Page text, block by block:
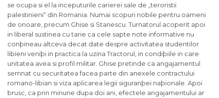
se ocupa si el la inceputurile carierei sale de „teroristii
palestinieni“ din Romania. Numai scopuri nobile pentru oameni
de onoare, precum Ghise si Stanescu. Turnatorul acoperit apoi
in liberal sustinea cu tarie ca cele sapte note informative nu
conþineau altceva decat date despre activitatea studentilor
libieni veniþi in practica la uzina Tractorul, in condiþiile in care
unitatea avea si profil militar. Ghise pretinde ca angajamentul
semnat cu securi­tatea facea parte din anexele contractului
romano-libian si viza aplicarea legii sigu­ranþei naþionale. Apoi
brusc, ca prin minune dupa doi ani, efectele angaja­mentului ar